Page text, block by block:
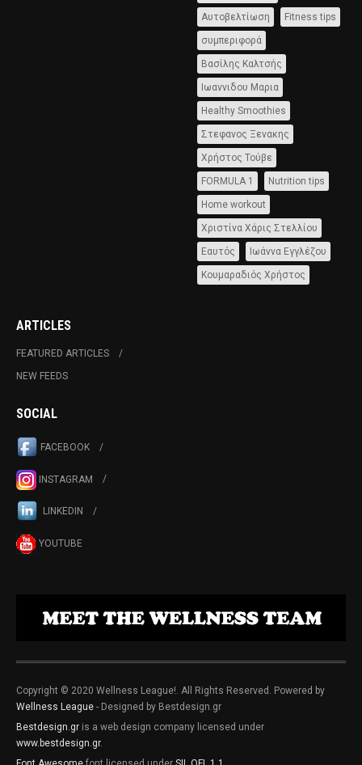
Αυτοβελτίωση Fitness tips
συμπεριφορά
Βασίλης Καλτσής
Ιωαννιδου Μαρια
Healthy Smoothies
Στεφανος Ξενακης
Χρήστος Τούβε
FORMULA 1 Nutrition tips
Home workout
Χριστίνα Χάρις Στελλίου
Εαυτός Ιωάννα Εγγλέζου
Κουμαραδιός Χρήστος
ARTICLES
FEATURED ARTICLES
NEW FEEDS
SOCIAL
FACEBOOK
INSTAGRAM
LINKEDIN
YOUTUBE
Copyright © 2020 Wellness League!. All Rights Reserved. Powered by
Wellness League - Designed by Bestdesign.gr
Bestdesign.gr is a web design company licensed under
www.bestdesign.gr.